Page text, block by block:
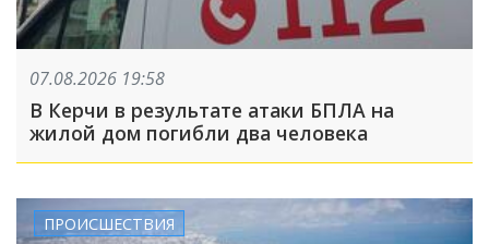
07.08.2026 19:58
В Керчи в результате атаки БПЛА на
жилой дом погибли два человека
ПРОИСШЕСТВИЯ